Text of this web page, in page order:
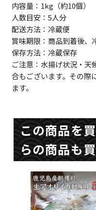
内容量：1kg（約10個）
人数目安：5人分
配送方法：冷蔵便
賞味期限：商品到着後、
保存方法：冷蔵保存
ご注意：水揚げ状況・天
合もございます。その際
ます。
この商品を
らの商品も